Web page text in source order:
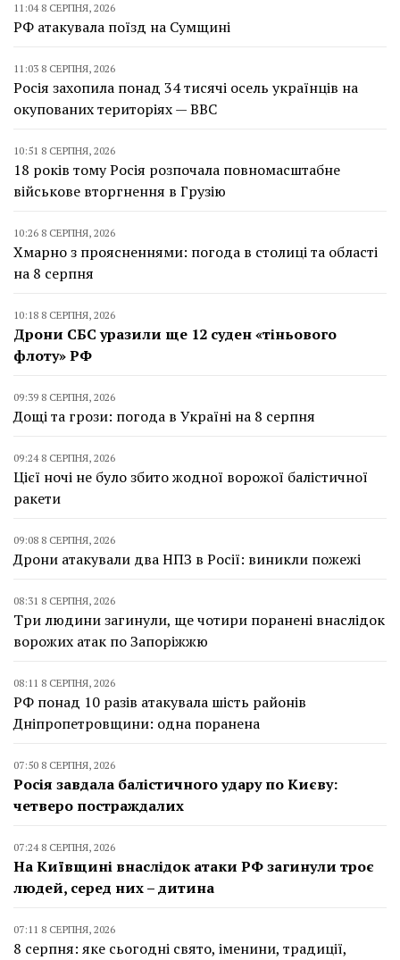
11:04 8 СЕРПНЯ, 2026
РФ атакувала поїзд на Сумщині
11:03 8 СЕРПНЯ, 2026
Росія захопила понад 34 тисячі осель українців на
окупованих територіях — BBC
10:51 8 СЕРПНЯ, 2026
18 років тому Росія розпочала повномасштабне
військове вторгнення в Грузію
10:26 8 СЕРПНЯ, 2026
Хмарно з проясненнями: погода в столиці та області
на 8 серпня
10:18 8 СЕРПНЯ, 2026
Дрони СБС уразили ще 12 суден «тіньового
флоту» РФ
09:39 8 СЕРПНЯ, 2026
Дощі та грози: погода в Україні на 8 серпня
09:24 8 СЕРПНЯ, 2026
Цієї ночі не було збито жодної ворожої балістичної
ракети
09:08 8 СЕРПНЯ, 2026
Дрони атакували два НПЗ в Росії: виникли пожежі
08:31 8 СЕРПНЯ, 2026
Три людини загинули, ще чотири поранені внаслідок
ворожих атак по Запоріжжю
08:11 8 СЕРПНЯ, 2026
РФ понад 10 разів атакувала шість районів
Дніпропетровщини: одна поранена
07:50 8 СЕРПНЯ, 2026
Росія завдала балістичного удару по Києву:
четверо постраждалих
07:24 8 СЕРПНЯ, 2026
На Київщині внаслідок атаки РФ загинули троє
людей, серед них – дитина
07:11 8 СЕРПНЯ, 2026
8 серпня: яке сьогодні свято, іменини, традиції,